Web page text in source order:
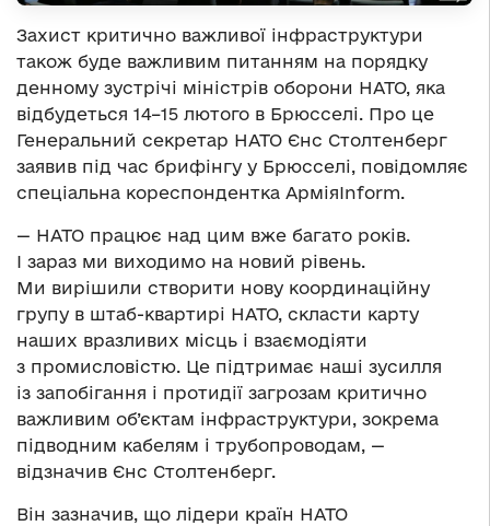
Захист критично важливої інфраструктури
також буде важливим питанням на порядку
денному зустрічі міністрів оборони НАТО, яка
відбудеться 14–15 лютого в Брюсселі. Про це
Генеральний секретар НАТО Єнс Столтенберг
заявив під час брифінгу у Брюсселі, повідомляє
спеціальна кореспондентка АрміяInform.
— НАТО працює над цим вже багато років.
І зараз ми виходимо на новий рівень.
Ми вирішили створити нову координаційну
групу в штаб-квартирі НАТО, скласти карту
наших вразливих місць і взаємодіяти
з промисловістю. Це підтримає наші зусилля
із запобігання і протидії загрозам критично
важливим об’єктам інфраструктури, зокрема
підводним кабелям і трубопроводам, —
відзначив Єнс Столтенберг.
Він зазначив, що лідери країн НАТО